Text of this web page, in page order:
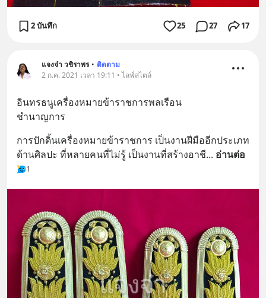
2 บันทึก 25 27 17
แจงจ๋า วชิราพร • ติดตาม
2 ก.ค. 2021 เวลา 19:11 • ไลฟ์สไตล์
อินทรธนูเครื่องหมายข้าราชการพลเรือน
ชำนาญการ
การปักดิ้นเครื่องหมายข้าราชการ เป็นงานฝีมืออีกประเภท
ด้านศิลปะ ที่หลายคนที่ไม่รู้ เป็นงานที่สร้างอาชี... อ่านต่อ
1